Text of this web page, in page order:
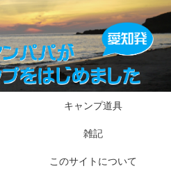
キャンプ道具
雑記
このサイトについて